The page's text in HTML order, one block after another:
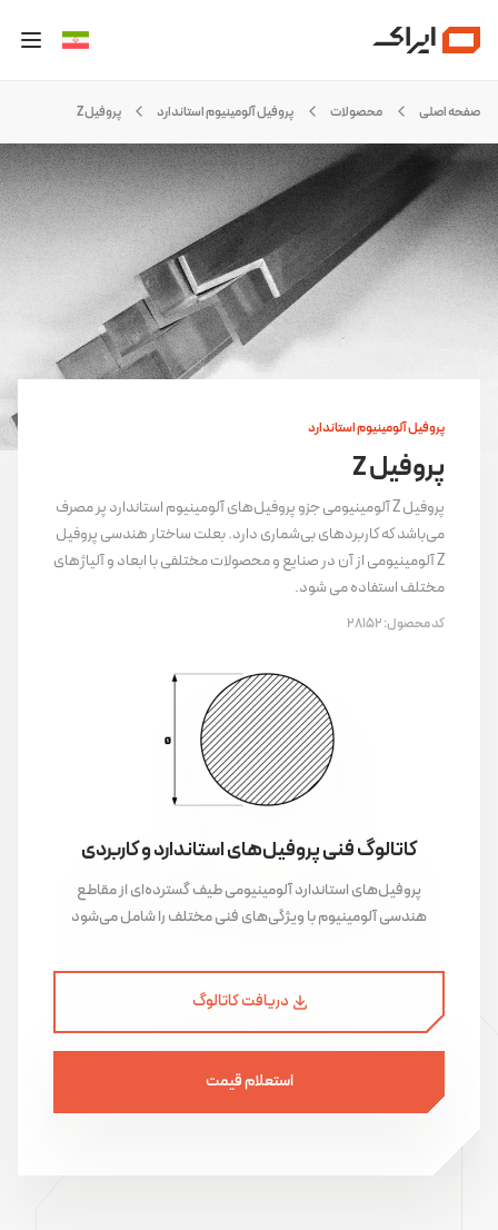
صفحه اصلی محصولات پروفیل آلومینیوم استاندارد پروفیل Z
پروفیل آلومینیوم استاندارد
پروفیل Z
پروفیل Z آلومینیومی جزو پروفیل‌های آلومینیوم استاندارد پر مصرف
می‌باشد که کاربردهای بی‌شماری دارد. بعلت ساختار هندسی پروفیل
Z آلومینیومی از آن در صنایع و محصولات مختلفی با ابعاد و آلیاژهای
مختلف استفاده می شود.
کد محصول:28152
کاتالوگ فنی پروفیل‌های استاندارد و کاربردی
پروفیل‌های استاندارد آلومینیومی طیف گسترده‌ای از مقاطع
هندسی آلومینیوم با ویژگی‌های فنی مختلف را شامل می‌شود
دریافت کاتالوگ
استعلام قیمت